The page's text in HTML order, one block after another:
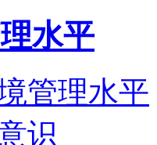
水平
管理水平
识